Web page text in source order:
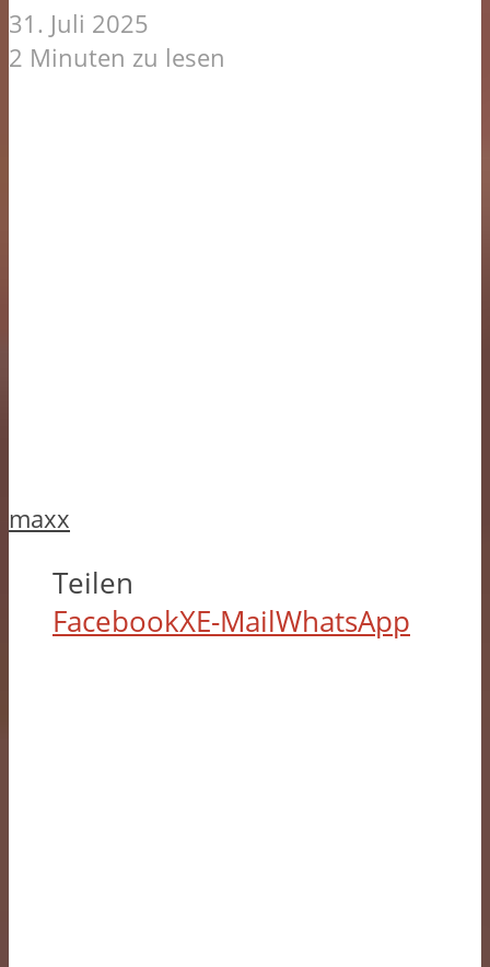
31. Juli 2025
2 Minuten zu lesen
maxx
Teilen
FacebookXE-MailWhatsApp